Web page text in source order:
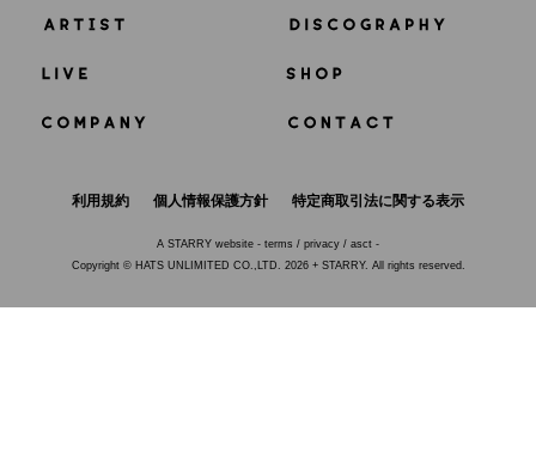
利用規約 個人情報保護方針 特定商取引法に関する表示
A STARRY website - terms / privacy / asct -
Copyright © HATS UNLIMITED CO.,LTD. 2026 + STARRY. All rights reserved.